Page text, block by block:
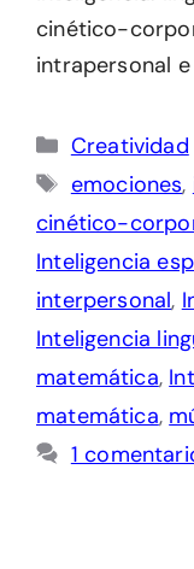
cinético-
intrapersonal
Categorías
Creatividad
Etiquetas
emociones,
cinético-
Inteligencia
interpersonal,
Inteligencia
matemática,
matemática,
1